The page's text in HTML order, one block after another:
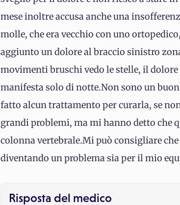
mese inoltre accusa anche una
molle, che era vecchio con uno
aggiunto un dolore al braccio sinistro
movimenti bruschi vedo le stelle, il
manifesta solo di notte.Non sono un
fatto alcun trattamento per curarla, se
grandi problemi, ma mi hanno detto che
colonna vertebrale.Mi può consigliare
diventando un problema sia per il mio
Risposta del medico